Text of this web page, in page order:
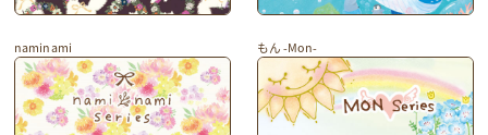
naminami もん -Mon-